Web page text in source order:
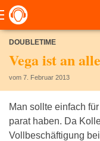
DOUBLETIME
Vega ist an
vom 7. Februar 2013
Man sollte einfach
parat haben. Da
Vollbeschäftigung